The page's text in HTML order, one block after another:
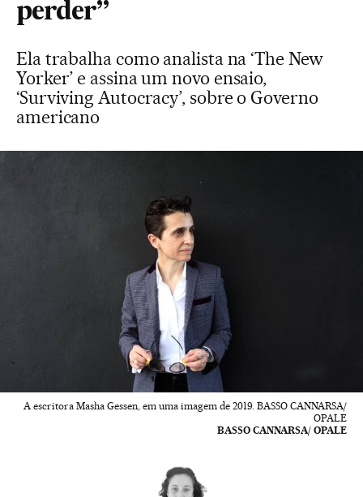
perder”
Ela trabalha como analista na ‘The New
Yorker’ e assina um novo ensaio,
‘Surviving Autocracy’, sobre o Governo
americano
A escritora Masha Gessen, em uma imagem de 2019. BASSO CANNARSA/
OPALE
BASSO CANNARSA/ OPALE